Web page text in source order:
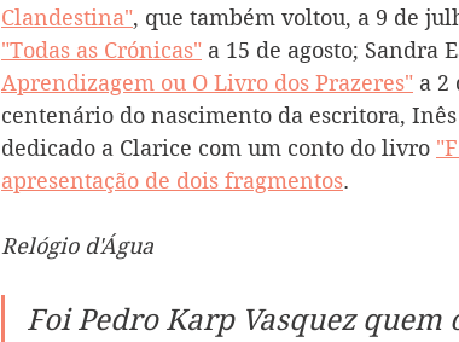
Clandestina", que também voltou, a 9 de
"Todas as Crónicas" a 15 de agosto; Sandra
Aprendizagem ou O Livro dos Prazeres" a 2
centenário do nascimento da escritora,
dedicado a Clarice com um conto do livro
apresentação de dois fragmentos.
Relógio d'Água
Foi Pedro Karp Vasquez